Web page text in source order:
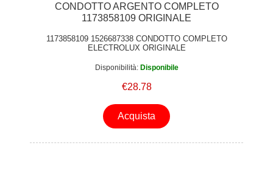
CONDOTTO ARGENTO COMPLETO
1173858109 ORIGINALE
1173858109 1526687338 CONDOTTO COMPLETO
ELECTROLUX ORIGINALE
Disponibilità: Disponibile
€28.78
Acquista